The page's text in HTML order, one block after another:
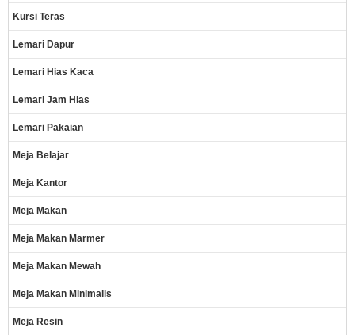
Kursi Teras
Lemari Dapur
Lemari Hias Kaca
Lemari Jam Hias
Lemari Pakaian
Meja Belajar
Meja Kantor
Meja Makan
Meja Makan Marmer
Meja Makan Mewah
Meja Makan Minimalis
Meja Resin